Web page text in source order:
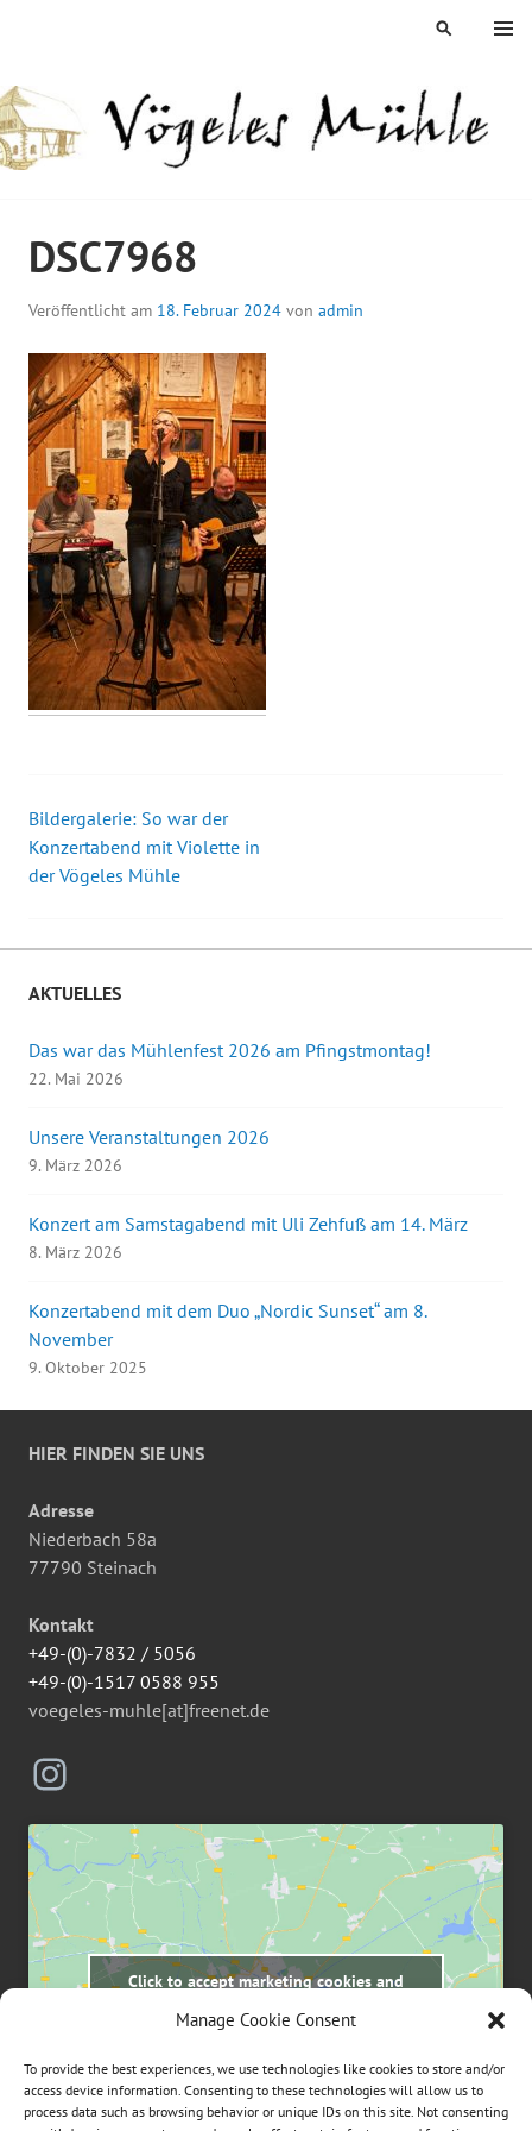
Manage Cookie Consent
To provide the best experiences, we use technologies like cookies to store and/or
access device information. Consenting to these technologies will allow us to
process data such as browsing behavior or unique IDs on this site. Not consenting
MENÜ
SUCHEN
DSC7968
Veröffentlicht am 18. Februar 2024 von admin
Beitrags-
Navigation
Bildergalerie: So war der
Konzertabend mit Violette in
der Vögeles Mühle
AKTUELLES
Das war das Mühlenfest 2026 am Pfingstmontag!
22. Mai 2026
Unsere Veranstaltungen 2026
9. März 2026
Konzert am Samstagabend mit Uli Zehfuß am 14. März
8. März 2026
Konzertabend mit dem Duo „Nordic Sunset“ am 8.
November
9. Oktober 2025
HIER FINDEN SIE UNS
Adresse
Niederbach 58a
77790 Steinach
Kontakt
+49-(0)-7832 / 5056
+49-(0)-1517 0588 955
voegeles-muhle[at]freenet.de
Instagram
Click to accept marketing cookies and